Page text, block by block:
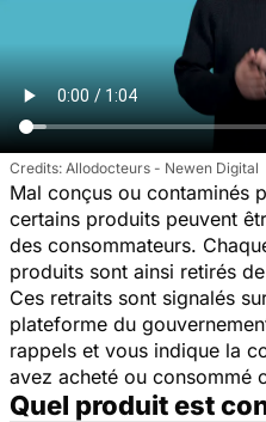
Allodocteurs - Newen Digital
Mal conçus ou contaminés
certains produits peuvent
des consommateurs.
produits sont ainsi retirés
Ces retraits sont signalés
plateforme du
rappels et vous indique la
avez acheté ou consommé
Quel produit est